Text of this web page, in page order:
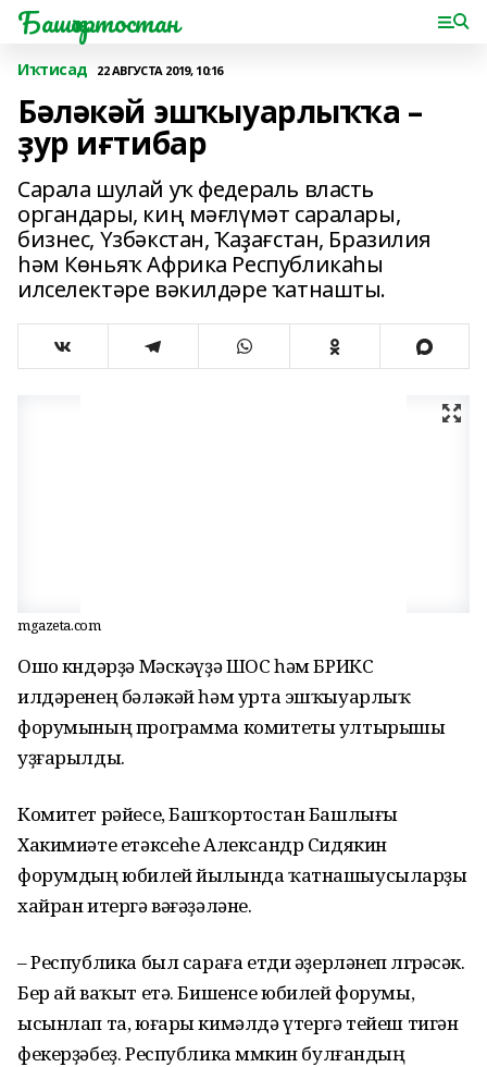
Башҡортостан
Иҡтисад 22 АВГУСТА 2019, 10:16
Бәләкәй эшҡыуарлыҡҡа –
ҙур иғтибар
Сарала шулай уҡ федераль власть
органдары, киң мәғлүмәт саралары,
бизнес, Үзбәкстан, Ҡаҙағстан, Бразилия
һәм Көньяҡ Африка Республикаһы
илселектәре вәкилдәре ҡатнашты.
mgazeta.com
Ошо көндәрҙә Мәскәүҙә ШОС һәм БРИКС
илдәренең бәләкәй һәм урта эшҡыуарлыҡ
форумының программа комитеты ултырышы
уҙғарылды.
Комитет рәйесе, Башҡортостан Башлығы
Хакимиәте етәксеһе Александр Сидякин
форумдың юбилей йылында ҡатнашыусыларҙы
хайран итергә вәғәҙәләне.
– Республика был сараға етди әҙерләнеп өлгөрәсәк.
Бер ай ваҡыт етә. Бишенсе юбилей форумы,
ысынлап та, юғары кимәлдә үтергә тейеш тигән
фекерҙәбеҙ. Республика мөмкин булғандың